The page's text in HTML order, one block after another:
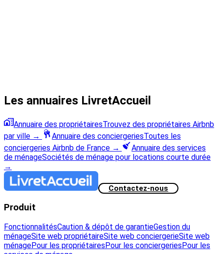
Les annuaires LivretAccueil
Annuaire des propriétairesTrouvez des propriétaires Airbnb
par ville → Annuaire des conciergeriesToutes les
conciergeries Airbnb de France →
Annuaire des services
de ménageSociétés de ménage pour locations courte durée
→
Contactez-nous
Produit
FonctionnalitésCaution & dépôt de garantieGestion du
ménageSite web propriétaireSite web conciergerieSite web
ménagePour les propriétairesPour les conciergeriesPour les